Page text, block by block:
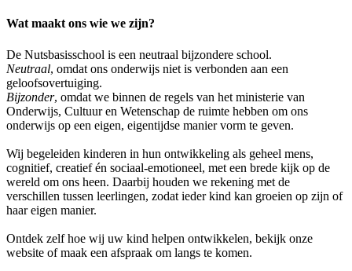
Wat maakt ons wie we zijn?
De Nutsbasisschool is een neutraal bijzondere school.
Neutraal, omdat ons onderwijs niet is verbonden aan een
geloofsovertuiging.
Bijzonder, omdat we binnen de regels van het ministerie van
Onderwijs, Cultuur en Wetenschap de ruimte hebben om ons
onderwijs op een eigen, eigentijdse manier vorm te geven.
Wij begeleiden kinderen in hun ontwikkeling als geheel mens,
cognitief, creatief én sociaal-emotioneel, met een brede kijk op de
wereld om ons heen. Daarbij houden we rekening met de
verschillen tussen leerlingen, zodat ieder kind kan groeien op zijn of
haar eigen manier.
Ontdek zelf hoe wij uw kind helpen ontwikkelen, bekijk onze
website of maak een afspraak om langs te komen.